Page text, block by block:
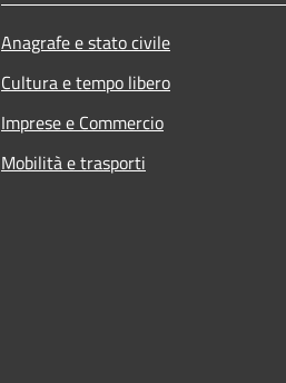
Anagrafe e stato civile
Cultura e tempo libero
Imprese e Commercio
Mobilità e trasporti